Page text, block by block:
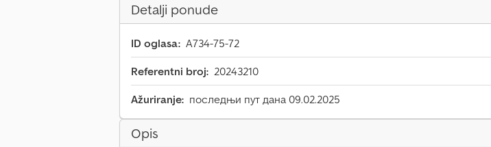
Detalji ponude
ID oglasa: A734-75-72
Referentni broj: 20243210
Ažuriranje: последњи пут дана 09.02.2025
Opis